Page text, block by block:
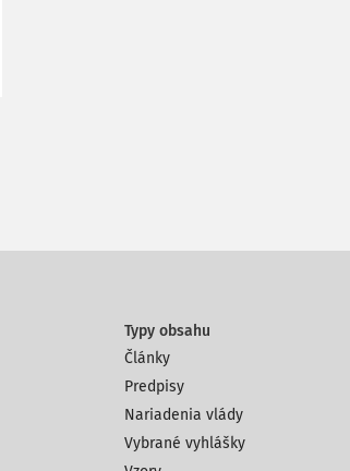
Typy obsahu
Články
Predpisy
Nariadenia vlády
Vybrané vyhlášky